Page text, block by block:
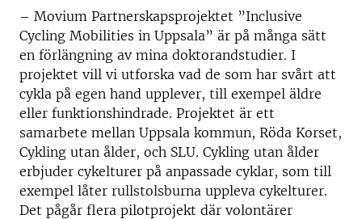
– Movium Partnerskapsprojektet ”Inclusive
Cycling Mobilities in Uppsala” är på många sätt
en förlängning av mina doktorandstudier. I
projektet vill vi utforska vad de som har svårt att
cykla på egen hand upplever, till exempel äldre
eller funktionshindrade. Projektet är ett
samarbete mellan Uppsala kommun, Röda Korset,
Cykling utan ålder, och SLU. Cykling utan ålder
erbjuder cykelturer på anpassade cyklar, som till
exempel låter rullstolsburna uppleva cykelturer.
Det pågår flera pilotprojekt där volontärer